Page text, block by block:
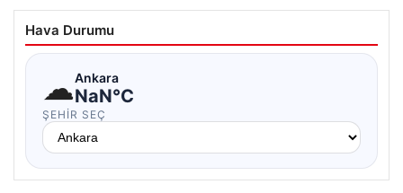
Hava Durumu
☁Ankara
NaN°C
ŞEHIR SEÇ